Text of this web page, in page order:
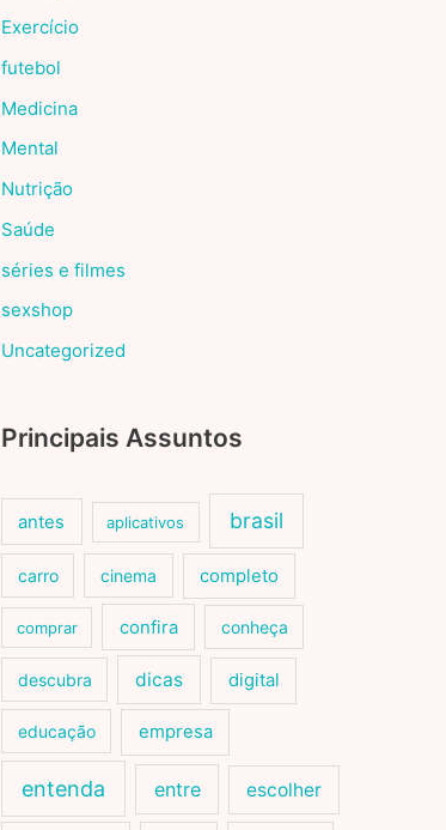
Exercício
futebol
Medicina
Mental
Nutrição
Saúde
séries e filmes
sexshop
Uncategorized
Principais Assuntos
antes aplicativos brasil
carro cinema completo
comprar confira conheça
descubra dicas digital
educação empresa
entenda entre escolher